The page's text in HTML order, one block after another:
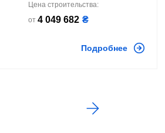
Цена строительства:
от 4 049 682 ₴
Подробнее